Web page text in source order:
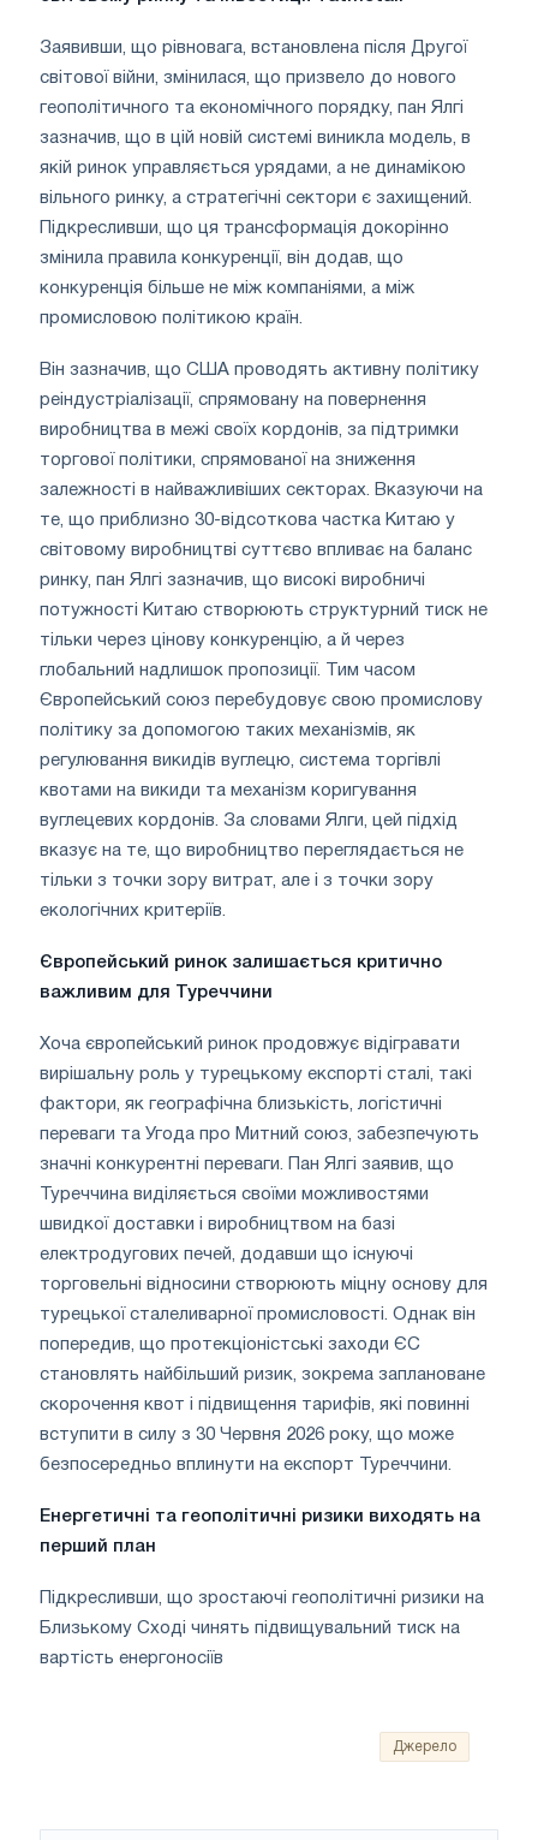
Заявивши, що рівновага, встановлена після Другої
світової війни, змінилася, що призвело до нового
геополітичного та економічного порядку, пан Ялгі
зазначив, що в цій новій системі виникла модель, в
якій ринок управляється урядами, а не динамікою
вільного ринку, а стратегічні сектори є захищений.
Підкресливши, що ця трансформація докорінно
змінила правила конкуренції, він додав, що
конкуренція більше не між компаніями, а між
промисловою політикою країн.
Він зазначив, що США проводять активну політику
реіндустріалізації, спрямовану на повернення
виробництва в межі своїх кордонів, за підтримки
торгової політики, спрямованої на зниження
залежності в найважливіших секторах. Вказуючи на
те, що приблизно 30-відсоткова частка Китаю у
світовому виробництві суттєво впливає на баланс
ринку, пан Ялгі зазначив, що високі виробничі
потужності Китаю створюють структурний тиск не
тільки через цінову конкуренцію, а й через
глобальний надлишок пропозиції. Тим часом
Європейський союз перебудовує свою промислову
політику за допомогою таких механізмів, як
регулювання викидів вуглецю, система торгівлі
квотами на викиди та механізм коригування
вуглецевих кордонів. За словами Ялги, цей підхід
вказує на те, що виробництво переглядається не
тільки з точки зору витрат, але і з точки зору
екологічних критеріїв.
Європейський ринок залишається критично
важливим для Туреччини
Хоча європейський ринок продовжує відігравати
вирішальну роль у турецькому експорті сталі, такі
фактори, як географічна близькість, логістичні
переваги та Угода про Митний союз, забезпечують
значні конкурентні переваги. Пан Ялгі заявив, що
Туреччина виділяється своїми можливостями
швидкої доставки і виробництвом на базі
електродугових печей, додавши що існуючі
торговельні відносини створюють міцну основу для
турецької сталеливарної промисловості. Однак він
попередив, що протекціоністські заходи ЄС
становлять найбільший ризик, зокрема заплановане
скорочення квот і підвищення тарифів, які повинні
вступити в силу з 30 Червня 2026 року, що може
безпосередньо вплинути на експорт Туреччини.
Енергетичні та геополітичні ризики виходять на
перший план
Підкресливши, що зростаючі геополітичні ризики на
Близькому Сході чинять підвищувальний тиск на
вартість енергоносіїв
Джерело